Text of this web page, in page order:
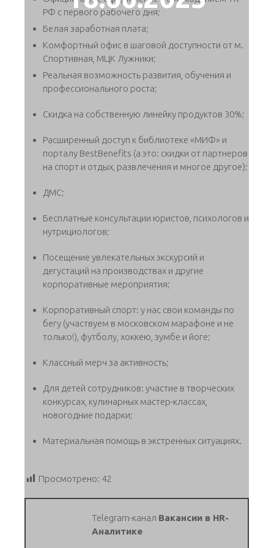
РФ с первого рабочего дня;
Белая заработная плата;
Комфортный офис в шаговой доступности от м.
Спортивная, МЦК Лужники;
Реальная возможность развития, обучения и
профессионального роста;
Скидка на собственную линейку продуктов 30%;
Расширенный доступ к библиотеке «МИФ» и
порталу BestBenefits (а это: скидки от партнеров
на спорт и отдых, развлечения и многое другое);
ДМС;
Бесплатные консультации юристов, психологов и
нутрициологов;
Посещение увлекательных экскурсий и
дегустаций на производствах и другие
корпоративные мероприятия;
Корпоративный спорт: у нас свои команды по
бегу (участвуем в московском марафоне и не
только!), футболу, хоккею, зумбе и йоге;
Классный мерч за активность;
Для детей сотрудников: участие в творческих
конкурсах, кулинарных мастер-классах,
новогодние подарки;
Материальная помощь в экстренных ситуациях.
Просмотрено: 42
Telegram-канал Вакансии в HR-
Аналитике